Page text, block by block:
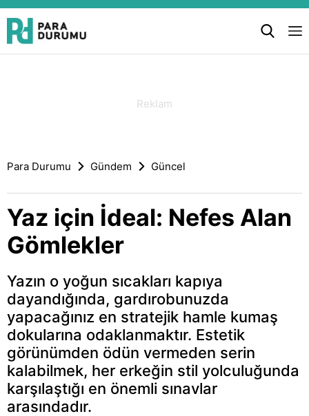
Para Durumu Gündem Güncel
Yaz için İdeal: Nefes Alan
Gömlekler
Yazın o yoğun sıcakları kapıya
dayandığında, gardırobunuzda
yapacağınız en stratejik hamle kumaş
dokularına odaklanmaktır. Estetik
görünümden ödün vermeden serin
kalabilmek, her erkeğin stil yolculuğunda
karşılaştığı en önemli sınavlar
arasındadır.